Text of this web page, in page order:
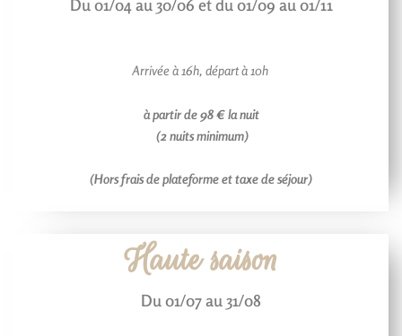
Du 01/04 au 30/06 et du 01/09 au 01/11
Arrivée à 16h, départ à 10h
à partir de 98 € la nuit
(2 nuits minimum)
(Hors frais de plateforme et taxe de séjour)
Haute saison
Du 01/07 au 31/08